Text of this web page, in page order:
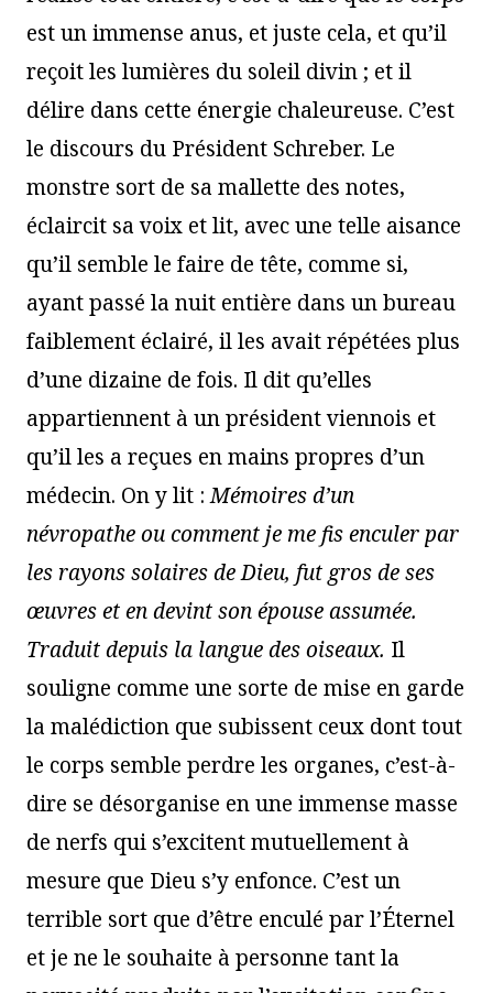
est un immense anus, et juste cela, et qu’il
reçoit les lumières du soleil divin ; et il
délire dans cette énergie chaleureuse. C’est
le discours du Président Schreber. Le
monstre sort de sa mallette des notes,
éclaircit sa voix et lit, avec une telle aisance
qu’il semble le faire de tête, comme si,
ayant passé la nuit entière dans un bureau
faiblement éclairé, il les avait répétées plus
d’une dizaine de fois. Il dit qu’elles
appartiennent à un président viennois et
qu’il les a reçues en mains propres d’un
médecin. On y lit :Mémoires d’un
névropathe ou comment je me fis enculer par
les rayons solaires de Dieu, fut gros de ses
œuvres et en devint son épouse assumée.
Traduit depuis la langue des oiseaux. Il
souligne comme une sorte de mise en garde
la malédiction que subissent ceux dont tout
le corps semble perdre les organes, c’est-à-
dire se désorganise en une immense masse
de nerfs qui s’excitent mutuellement à
mesure que Dieu s’y enfonce. C’est un
terrible sort que d’être enculé par l’Éternel
et je ne le souhaite à personne tant la